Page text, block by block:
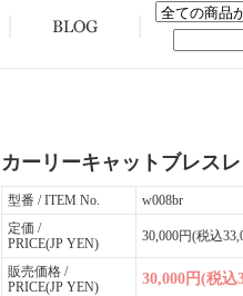
カーリーキャットブレス
型番 / ITEM No.
w008br
定価 /
PRICE(JP YEN)
30,000円(税込
販売価格 /
PRICE(JP YEN)
30,000円(税込